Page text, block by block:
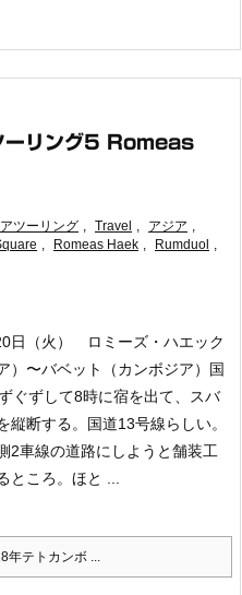
ーリング5 Romeas
ツーリング , Travel , アジア ,
, Romeas Haek , Rumduol ,
日（火） ロミーズ・ハエック
）〜バベット（カンボジア）国
ぐずして8時に宿を出て、スバ
縦断する。国道13号線らしい。
2車線の道路にしようと舗装工
ところ。ほと ...
年テトカンボ ...